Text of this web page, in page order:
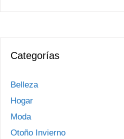
Categorías
Belleza
Hogar
Moda
Otoño Invierno